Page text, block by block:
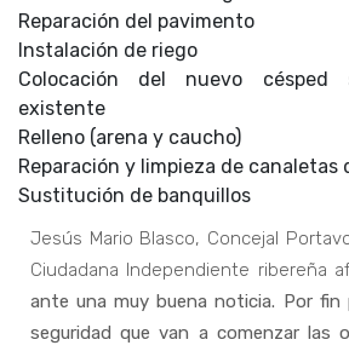
Reparación del pavimento
Instalación de riego
Colocación del nuevo césped
existente
Relleno (arena y caucho)
Reparación y limpieza de canaletas
Sustitución de banquillos
Jesús Mario Blasco, Concejal
Ciudadana Independiente ribereña
ante una muy buena noticia. Por fin
seguridad que van a comenzar las